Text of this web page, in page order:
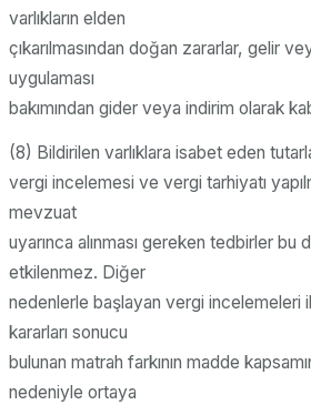
varlıkların elden
çıkarılmasından doğan zararlar, gelir
uygulaması
bakımından gider veya indirim olarak
(8) Bildirilen varlıklara isabet eden
vergi incelemesi ve vergi tarhiyatı
mevzuat
uyarınca alınması gereken tedbirler bu
etkilenmez. Diğer
nedenlerle başlayan vergi incelemeleri
kararları sonucu
bulunan matrah farkının madde
nedeniyle ortaya